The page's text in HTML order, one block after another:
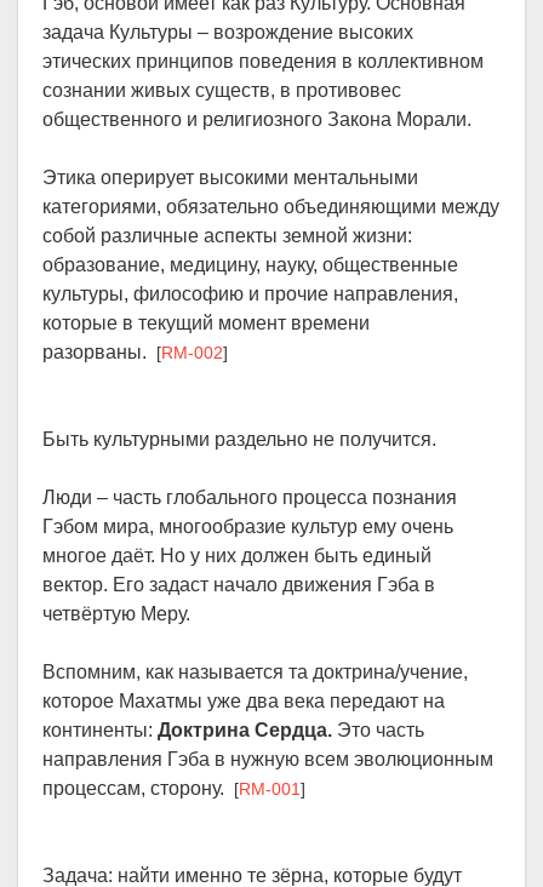
задача Культуры – возрождение высоких
этических принципов поведения в коллективном
сознании живых существ, в противовес
общественного и религиозного Закона Морали.
Этика оперирует высокими ментальными
категориями, обязательно объединяющими между
собой различные аспекты земной жизни:
образование, медицину, науку, общественные
культуры, философию и прочие направления,
которые в текущий момент времени
разорваны. [RM-002]
Быть культурными раздельно не получится.
Люди – часть глобального процесса познания
Гэбом мира, многообразие культур ему очень
многое даёт. Но у них должен быть единый
вектор. Его задаст начало движения Гэба в
четвёртую Меру.
Вспомним, как называется та доктрина/учение,
которое Махатмы уже два века передают на
континенты: Доктрина Сердца. Это часть
направления Гэба в нужную всем эволюционным
процессам, сторону. [RM-001]
Задача: найти именно те зёрна, которые будут